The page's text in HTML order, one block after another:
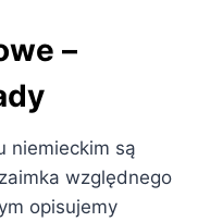
–
niemieckim są
względnego
opisujemy